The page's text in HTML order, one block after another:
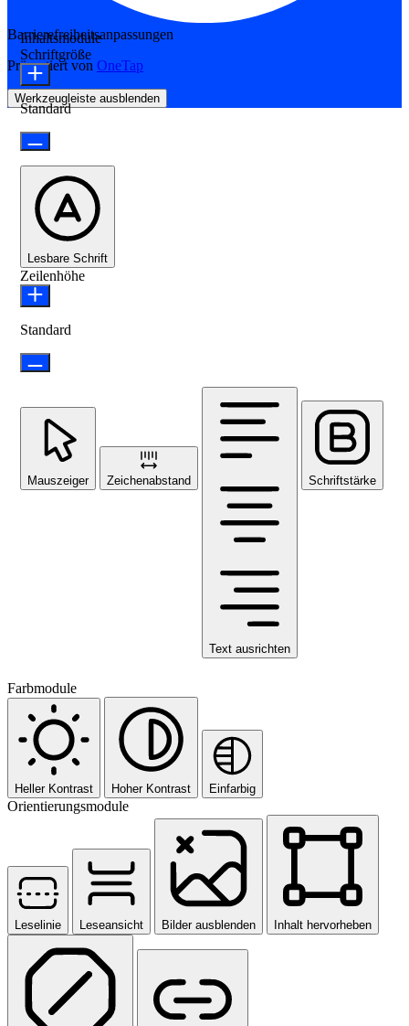
Barrierefreiheitsanpassungen
Präsentiert von OneTap
Werkzeugleiste ausblenden
Inhaltsmodule
Schriftgröße
Standard
Lesbare Schrift
Zeilenhöhe
Standard
Mauszeiger Zeichenabstand
Text ausrichten
Schriftstärke
Farbmodule
Heller Kontrast Hoher Kontrast Einfarbig
Orientierungsmodule
Leselinie Leseansicht Bilder ausblenden Inhalt hervorheben